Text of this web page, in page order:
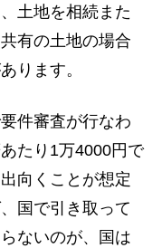
土地を相続また
有の土地の場合
ります。
件審査が行なわ
たり1万4000円で
向くことが想定
国で引き取って
ないのが、国は